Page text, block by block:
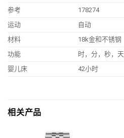
参考
178274
运动
自动
材料
18k金和不锈钢
功能
时，分，秒，天
婴儿床
42小时
相关产品